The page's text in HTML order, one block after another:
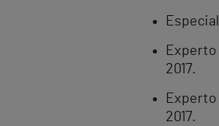
2017.
2017.